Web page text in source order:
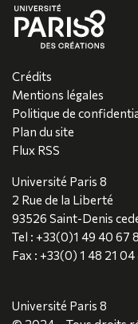
Crédits
Mentions légales
Politique de
Plan du site
Flux RSS
Université Paris 8
2 Rue de la Liberté
93526 Saint-Denis
Tel : +33(0)1 49 40 67
Fax : +33(0) 1 48 21 04
Université Paris 8